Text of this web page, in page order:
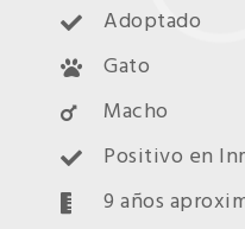
Adoptado
Gato
Macho
Positivo en
9 años